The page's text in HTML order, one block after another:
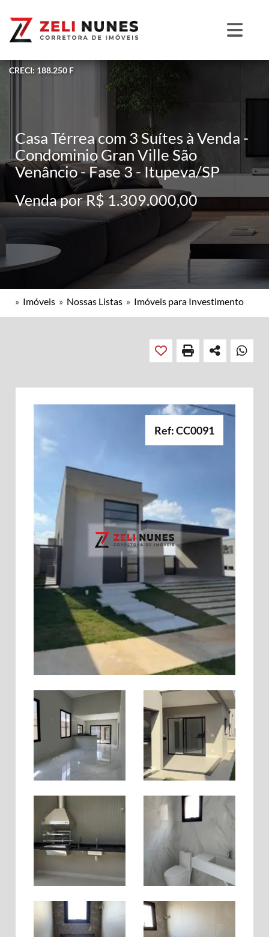
CRECI: 188.250 F
Casa Térrea com 3 Suítes à Venda -
Condominio Gran Ville São
Venâncio - Fase 3 - Itupeva/SP
Venda por R$ 1.309.000,00
» Imóveis » Nossas Listas » Imóveis para Investimento
Ref: CC0091